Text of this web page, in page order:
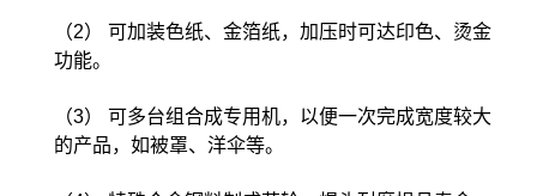
（2） 可加装色纸、金箔纸，加压时可达印色、烫金
功能。
（3） 可多台组合成专用机，以便一次完成宽度较大
的产品，如被罩、洋伞等。